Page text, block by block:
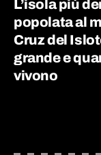
L’isola più
popolata al
Cruz del
grande e
vivono